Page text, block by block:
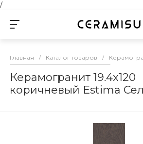
/
Главная / Каталог товаров /
Керамогранит 19.4x120
коричневый Estima